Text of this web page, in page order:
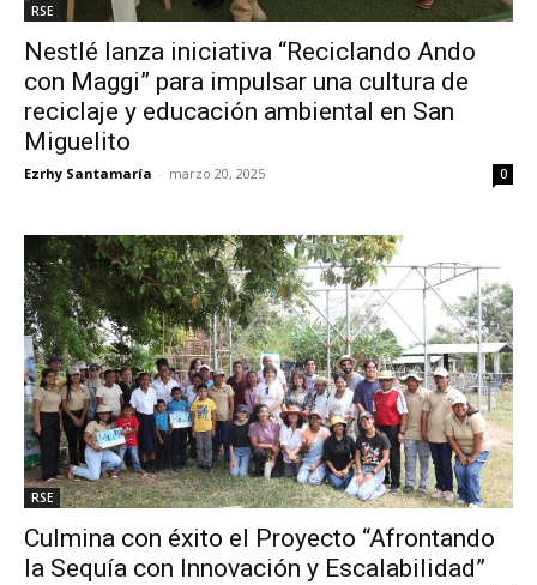
RSE
Nestlé lanza iniciativa “Reciclando Ando
con Maggi” para impulsar una cultura de
reciclaje y educación ambiental en San
Miguelito
Ezrhy Santamaría - marzo 20, 2025 0
RSE
Culmina con éxito el Proyecto “Afrontando
la Sequía con Innovación y Escalabilidad”